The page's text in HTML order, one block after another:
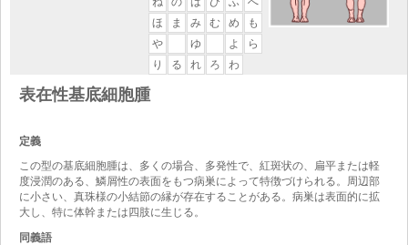
ほ
ま み む め
も
や
ゆ よ
ら
り
る れ ろ わ
表在性基底細胞腫
定義
この型の基底細胞腫は、多くの場合、多発性で、紅斑状の、扁平または軽
度浸潤のある、鱗屑性の表面をもつ病巣によって特徴づけられる。周辺部
に小さい、真珠様の小結節の縁が存在することがある。病巣は表面的に拡
大し、特に体幹または四肢に生じる。
同義語